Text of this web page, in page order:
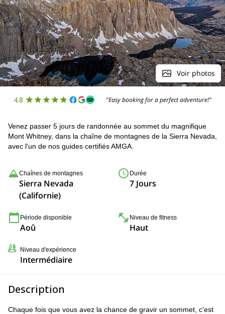
Voir photos
4.8 "Easy booking for a perfect adventure!"
Venez passer 5 jours de randonnée au sommet du magnifique
Mont Whitney, dans la chaîne de montagnes de la Sierra Nevada,
avec l'un de nos guides certifiés AMGA.
Chaînes de montagnes
Sierra Nevada
(Californie)
Durée
7 Jours
Période disponible
Aoû
Niveau de fitness
Haut
Niveau d'expérience
Intermédiaire
Description
Chaque fois que vous avez la chance de gravir un sommet, c'est